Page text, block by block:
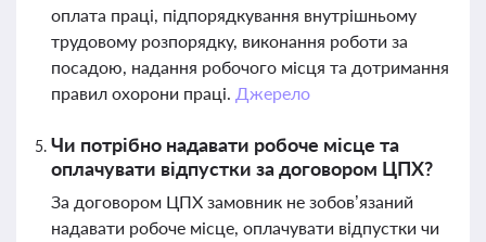
оплата праці, підпорядкування внутрішньому
трудовому розпорядку, виконання роботи за
посадою, надання робочого місця та дотримання
правил охорони праці. Джерело
Чи потрібно надавати робоче місце та
оплачувати відпустки за договором ЦПХ?
За договором ЦПХ замовник не зобов’язаний
надавати робоче місце, оплачувати відпустки чи